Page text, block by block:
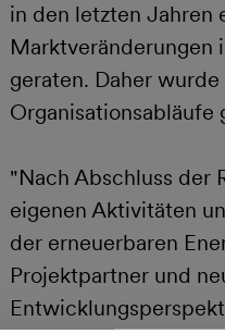
in den letzten Jahren
Marktveränderungen
geraten. Daher
Organisationsabläufe
"Nach Abschluss der
eigenen Aktivitäten
der erneuerbaren
Projektpartner und